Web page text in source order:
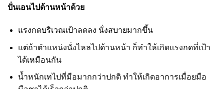
ปั่นเอนไปด้านหน้าด้วย
แรงกดบริเวณเป้าลดลง นั่งสบายมากขึ้น
แต่ถ้าตำแหน่งนั่งไหลไปด้านหน้า ก็ทำให้เกิดแรงกดที่เป้า
ได้เหมือนกัน
น้ำหนักเทไปที่มือมากกว่าปกติ ทำให้เกิดอาการเมื่อยมือ